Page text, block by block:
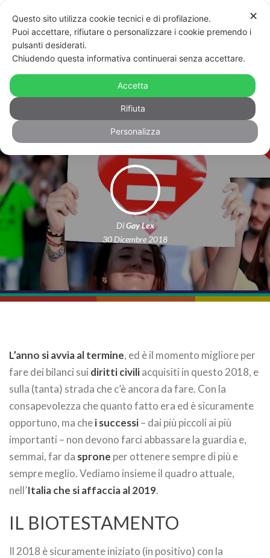
Un anno di diritti faticosamente
conquistati, ma l’eguaglianza è
sempre lontanissima
DiGay Lex
30 Dicembre 2018
L’anno si avvia al termine, ed è il momento migliore per
fare dei bilanci sui diritti civiliacquisiti in questo 2018, e
sulla (tanta) strada che c’è ancora da fare. Con la
consapevolezza che quanto fatto era ed è sicuramente
opportuno, ma chei successi– dai più piccoli ai più
importanti – non devono farci abbassare la guardia e,
semmai, far da sprone per ottenere sempre di più e
sempre meglio. Vediamo insieme il quadro attuale,
nell’Italia che si affaccia al 2019.
IL BIOTESTAMENTO
Il 2018 è sicuramente iniziato (in positivo) con la
✕
Questo sito utilizza cookie tecnici e di profilazione.
Puoi accettare, rifiutare o personalizzare i cookie premendo i
pulsanti desiderati.
Chiudendo questa informativa continuerai senza accettare.
Accetta
Rifiuta
Personalizza